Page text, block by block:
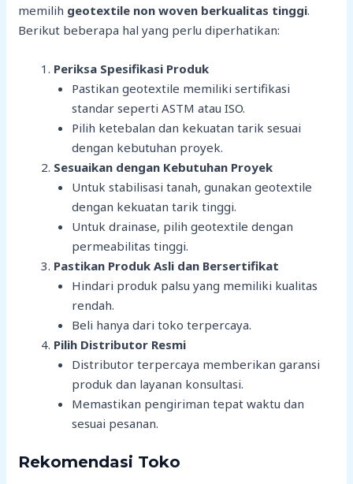
memilih geotextile non woven berkualitas tinggi.
Berikut beberapa hal yang perlu diperhatikan:
Periksa Spesifikasi Produk
Pastikan geotextile memiliki sertifikasi
standar seperti ASTM atau ISO.
Pilih ketebalan dan kekuatan tarik sesuai
dengan kebutuhan proyek.
Sesuaikan dengan Kebutuhan Proyek
Untuk stabilisasi tanah, gunakan geotextile
dengan kekuatan tarik tinggi.
Untuk drainase, pilih geotextile dengan
permeabilitas tinggi.
Pastikan Produk Asli dan Bersertifikat
Hindari produk palsu yang memiliki kualitas
rendah.
Beli hanya dari toko terpercaya.
Pilih Distributor Resmi
Distributor terpercaya memberikan garansi
produk dan layanan konsultasi.
Memastikan pengiriman tepat waktu dan
sesuai pesanan.
Rekomendasi Toko